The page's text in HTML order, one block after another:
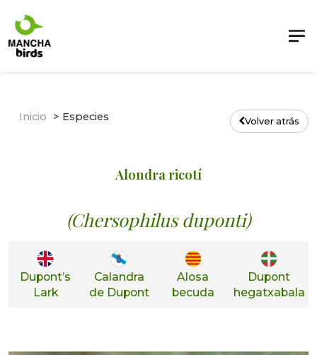
Inicio Especies Volver atrás
Alondra ricotí
(Chersophilus duponti)
Dupont’s
Lark
Calandra
de Dupont
Alosa
becuda
Dupont
hegatxabala